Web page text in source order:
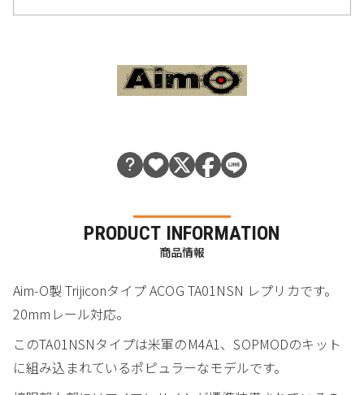
PRODUCT INFORMATION
商品情報
Aim-O製 Trijiconタイプ ACOG TA01NSN レプリカです。
20mmレール対応。
このTA01NSNタイプは米軍のM4A1、SOPMODのキット
に組み込まれているポピュラーなモデルです。